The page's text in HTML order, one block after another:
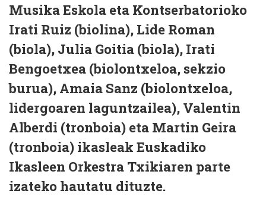
Musika Eskola eta Kontserbatorioko
Irati Ruiz (biolina), Lide Roman
(biola), Julia Goitia (biola), Irati
Bengoetxea (biolontxeloa, sekzio
burua), Amaia Sanz (biolontxeloa,
lidergoaren laguntzailea), Valentin
Alberdi (tronboia) eta Martin Geira
(tronboia) ikasleak Euskadiko
Ikasleen Orkestra Txikiaren parte
izateko hautatu dituzte.